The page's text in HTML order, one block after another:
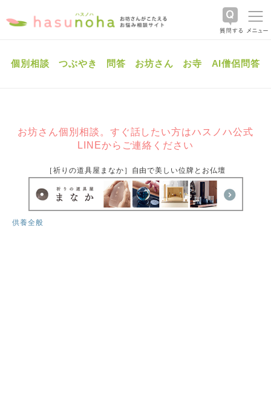
個別相談 つぶやき 問答 お坊さん お寺 AI僧侶問答
お坊さん個別相談。すぐ話したい方はハスノハ公式
LINEからご連絡ください
［祈りの道具屋まなか］自由で美しい位牌とお仏壇
供養全般